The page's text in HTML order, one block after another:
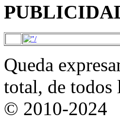
Queda
total, de
© 2010-2024